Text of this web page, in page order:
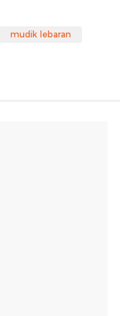
mudik lebaran